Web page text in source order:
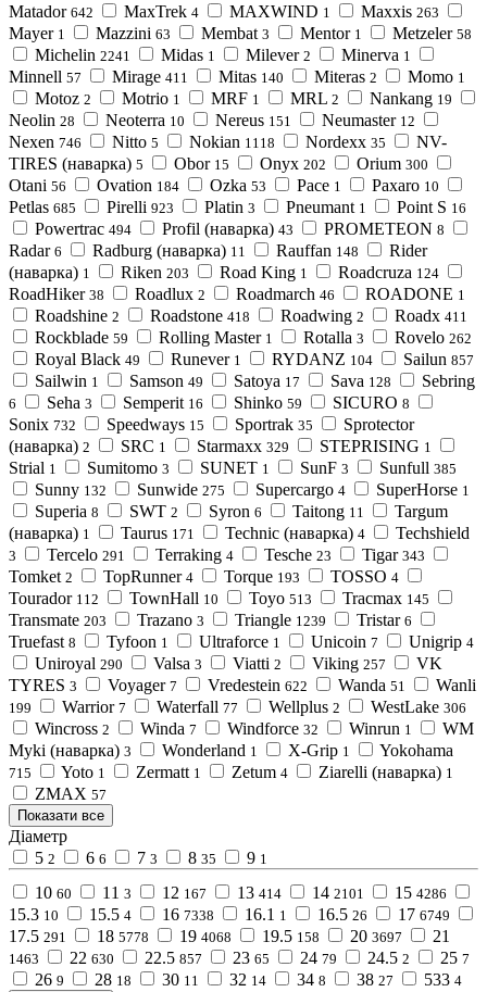
Matador 642 MaxTrek 4 MAXWIND 1 Maxxis 263
Mayer 1 Mazzini 63 Membat 3 Mentor 1 Metzeler 58
Michelin 2241 Midas 1 Milever 2 Minerva 1
Minnell 57 Mirage 411 Mitas 140 Miteras 2 Momo 1
Motoz 2 Motrio 1 MRF 1 MRL 2 Nankang 19
Neolin 28 Neoterra 10 Nereus 151 Neumaster 12
Nexen 746 Nitto 5 Nokian 1118 Nordexx 35
NV-
TIRES (наварка) 5 Obor 15 Onyx 202 Orium 300
Otani 56 Ovation 184 Ozka 53 Pace 1 Paxaro 10
Petlas 685 Pirelli 923 Platin 3 Pneumant 1 Point S 16
Powertrac 494 Profil (наварка) 43 PROMETEON 8
Radar 6 Radburg (наварка) 11 Rauffan 148
Rider
(наварка) 1 Riken 203 Road King 1 Roadcruza 124
RoadHiker 38 Roadlux 2 Roadmarch 46 ROADONE 1
Roadshine 2 Roadstone 418 Roadwing 2 Roadx 411
Rockblade 59 Rolling Master 1 Rotalla 3 Rovelo 262
Royal Black 49 Runever 1 RYDANZ 104 Sailun 857
Sailwin 1 Samson 49 Satoya 17 Sava 128 Sebring
6 Seha 3 Semperit 16 Shinko 59 SICURO 8
Sonix 732 Speedways 15 Sportrak 35
Sprotector
(наварка) 2 SRC 1 Starmaxx 329 STEPRISING 1
Strial 1 Sumitomo 3 SUNET 1 SunF 3 Sunfull 385
Sunny 132 Sunwide 275 Supercargo 4 SuperHorse 1
Superia 8 SWT 2 Syron 6 Taitong 11
Targum
(наварка) 1 Taurus 171 Technic (наварка) 4 Techshield
3 Tercelo 291 Terraking 4 Tesche 23 Tigar 343
Tomket 2 TopRunner 4 Torque 193 TOSSO 4
Tourador 112 TownHall 10 Toyo 513 Tracmax 145
Transmate 203 Trazano 3 Triangle 1239 Tristar 6
Truefast 8 Tyfoon 1 Ultraforce 1 Unicoin 7 Unigrip 4
Uniroyal 290 Valsa 3 Viatti 2 Viking 257
VK
TYRES 3 Voyager 7 Vredestein 622 Wanda 51 Wanli
199 Warrior 7 Waterfall 77 Wellplus 2 WestLake 306
Wincross 2 Winda 7 Windforce 32 Winrun 1
WM
Myki (наварка) 3 Wonderland 1 X-Grip 1 Yokohama
715 Yoto 1 Zermatt 1 Zetum 4 Ziarelli (наварка) 1
ZMAX 57
Показати все
Діаметр
5 2 6 6 7 3 8 35 9 1
10 60 11 3 12 167 13 414 14 2101 15 4286
15.3 10 15.5 4 16 7338 16.1 1 16.5 26 17 6749
17.5 291 18 5778 19 4068 19.5 158 20 3697 21
1463 22 630 22.5 857 23 65 24 79 24.5 2 25 7
26 9 28 18 30 11 32 14 34 8 38 27 533 4